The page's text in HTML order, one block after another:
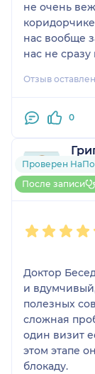
не очень
нас вообще
нас не сразу
Отзыв
0
2
До 5
Проверен
После записи
Доктор
и
полезных
сложная
один визит
этом этапе
блокаду.